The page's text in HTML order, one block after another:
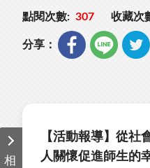
點閱次數: 307 收藏次
分享：
相
【活動報導】從社
人關懷促進師生的